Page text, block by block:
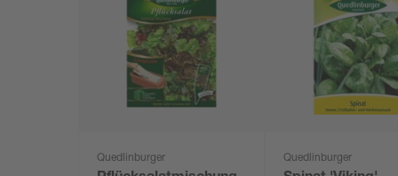
Quedlinburger Quedlinburger